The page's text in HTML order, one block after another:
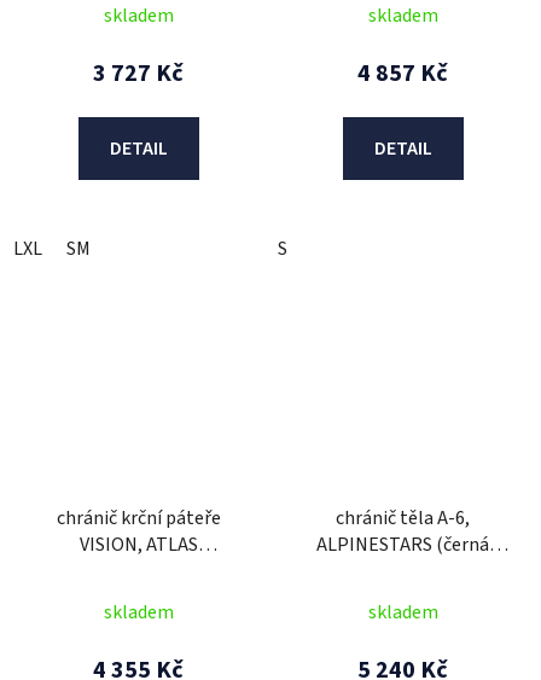
skladem
3 727 Kč
DETAIL
LXL SM
skladem
4 857 Kč
DETAIL
S
chránič krční páteře
VISION, ATLAS
skladem
4 355 Kč
chránič těla A-6,
ALPINESTARS (černá
skladem
5 240 Kč